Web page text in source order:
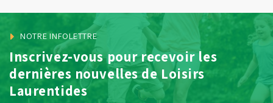
NOTRE INFOLETTRE
Inscrivez-vous pour recevoir les
dernières nouvelles de Loisirs
Laurentides